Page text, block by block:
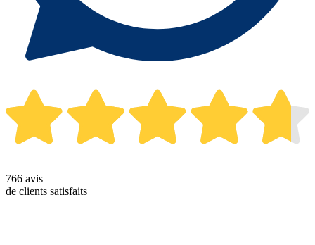
766 avis
de clients satisfaits